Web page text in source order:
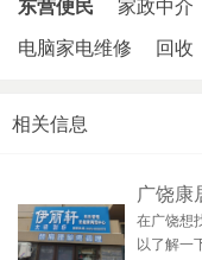
电脑家电维修
回收
相关信息
广饶康
在广饶想
以了解一